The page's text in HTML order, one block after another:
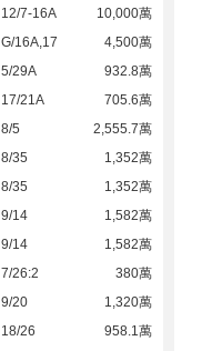
12/7-16A
10,000萬
G/16A,17
4,500萬
5/29A
932.8萬
17/21A
705.6萬
8/5
2,555.7萬
8/35
1,352萬
8/35
1,352萬
9/14
1,582萬
9/14
1,582萬
7/26:2
380萬
9/20
1,320萬
18/26
958.1萬